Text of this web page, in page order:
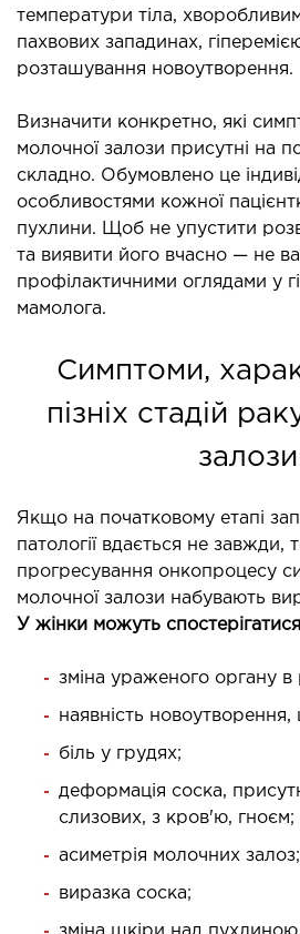
косметологія
косметологія
І ЖОВЧНИХ
печінки і жовчних проток
ХІРУРГІЯ
ХІРУРГІЯ
хірургія в клініці
стаціонар
інтенсивної терапії
стаціонар
транспортування у Києві
температури тіла,
пахвових западинах,
розташування новоутворення.
Визначити конкретно, які
молочної залози присутні на
складно. Обумовлено це
особливостями кожної
пухлини. Щоб не упустити
та виявити його вчасно — не
профілактичними оглядами у
мамолога.
Симптоми,
пізніх стадій
залози
Якщо на початковому етапі
патології вдається не завжди,
прогресування онкопроцесу
молочної залози набувають
У жінки можуть
зміна ураженого органу в
наявність
біль у грудях;
деформація соска,
слизових, з кров'ю, гноєм;
асиметрія молочних залоз;
виразка соска;